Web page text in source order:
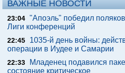
ВАЖНЫЕ НОВОСТИ
23:04 "Апоэль" победил
Лиги конференций
22:45
1035-й день войны:
операции в Иудее и Самарии
22:33
Младенец подавился
состояние критическое